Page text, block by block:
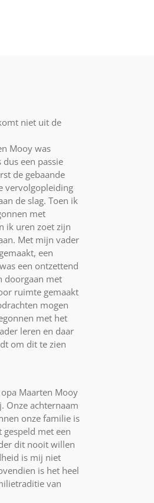
niet uit de
Mooy was
een passie
de gebaande
vervolgopleiding
de slag. Toen ik
met
ik uren zoet zijn
Met mijn vader
een
een ontzettend
doorgaan met
ruimte gemaakt
mogen
met het
leren en daar
om dit te zien
Maarten Mooy
Onze achternaam
onze familie is
met een
dit nooit willen
is mij niet
is het heel
van